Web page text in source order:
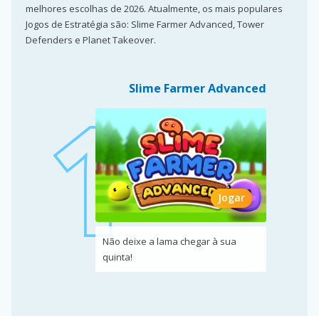
melhores escolhas de 2026. Atualmente, os mais populares
Jogos de Estratégia são: Slime Farmer Advanced, Tower
Defenders e Planet Takeover.
Slime Farmer Advanced
Jogar
Não deixe a lama chegar à sua
quinta!